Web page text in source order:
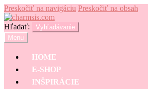
Preskočiť na navigáciu Preskočiť na obsah
Hľadať:
Vyhľadávanie
Menu
HOME
E-SHOP
INŠPIRÁCIE